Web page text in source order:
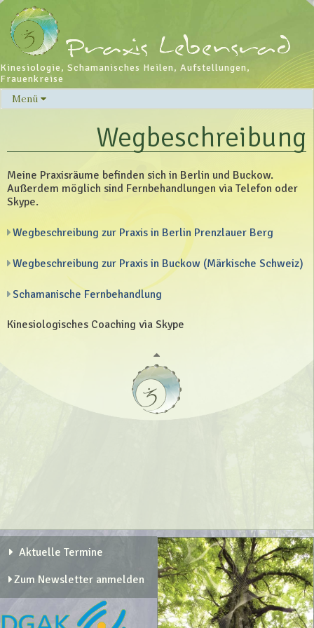
Kinesiologie, Schamanisches Heilen, Aufstellungen,
Frauenkreise
Menü
Skip
Wegbeschreibung
Meine Praxisräume befinden sich in Berlin und Buckow.
Außerdem möglich sind Fernbehandlungen via Telefon oder
Skype.
Wegbeschreibung zur Praxis in Berlin Prenzlauer Berg
Wegbeschreibung zur Praxis in Buckow (Märkische Schweiz)
Schamanische Fernbehandlung
Kinesiologisches Coaching via Skype
Aktuelle Termine
Zum Newsletter anmelden